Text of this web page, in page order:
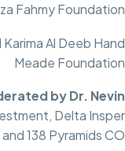
Fahmy Foundation
Al Deeb Hand
Meade Foundation
by Dr. Nevin
Delta Insper
138 Pyramids CO.